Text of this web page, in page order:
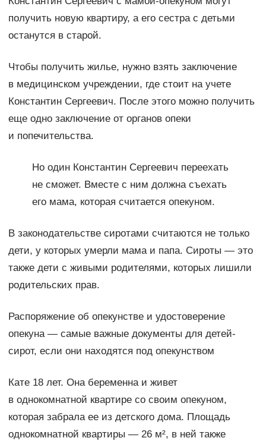
получить новую квартиру, а его сестра с детьми
останутся в старой.
Чтобы получить жилье, нужно взять заключение
в медицинском учреждении, где стоит на учете
Константин Сергеевич. После этого можно получить
еще одно заключение от органов опеки
и попечительства.
Но один Константин Сергеевич переехать
не сможет. Вместе с ним должна съехать
его мама, которая считается опекуном.
В законодательстве сиротами считаются не только
дети, у которых умерли мама и папа. Сироты — это
также дети с живыми родителями, которых лишили
родительских прав.
Распоряжение об опекунстве и удостоверение
опекуна — самые важные документы для детей-
сирот, если они находятся под опекунством
Кате 18 лет. Она беременна и живет
в однокомнатной квартире со своим опекуном,
которая забрала ее из детского дома. Площадь
однокомнатной квартиры — 26 м², в ней также